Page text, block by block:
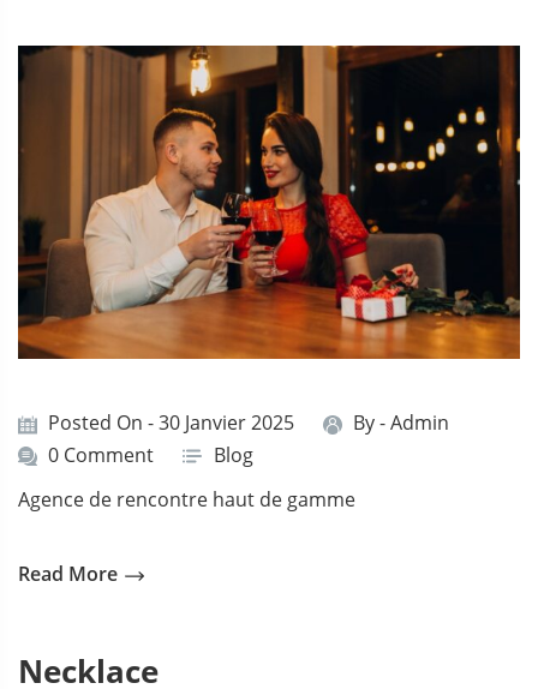
Posted On - 30 Janvier 2025 By -Admin
0 Comment
Blog
Agence de rencontre haut de gamme
Read More
Necklace